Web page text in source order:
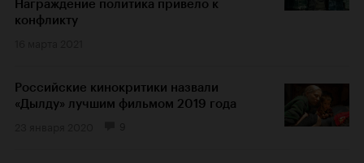
Награждение политика привело к
конфликту
Российские кинокритики назвали
«Дылду» лучшим фильмом 2019 года